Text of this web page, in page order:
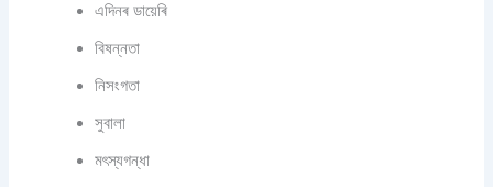
এদিনৰ ডায়েৰি
বিষন্নতা
নিসংগতা
সুবালা
মৎস্যগন্ধা